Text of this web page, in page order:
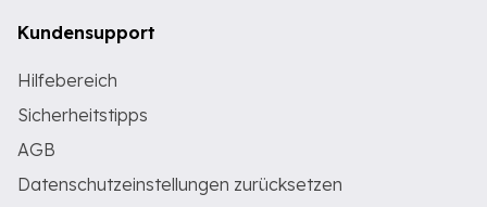
Kundensupport
Hilfebereich
Sicherheitstipps
AGB
Datenschutzeinstellungen zurücksetzen